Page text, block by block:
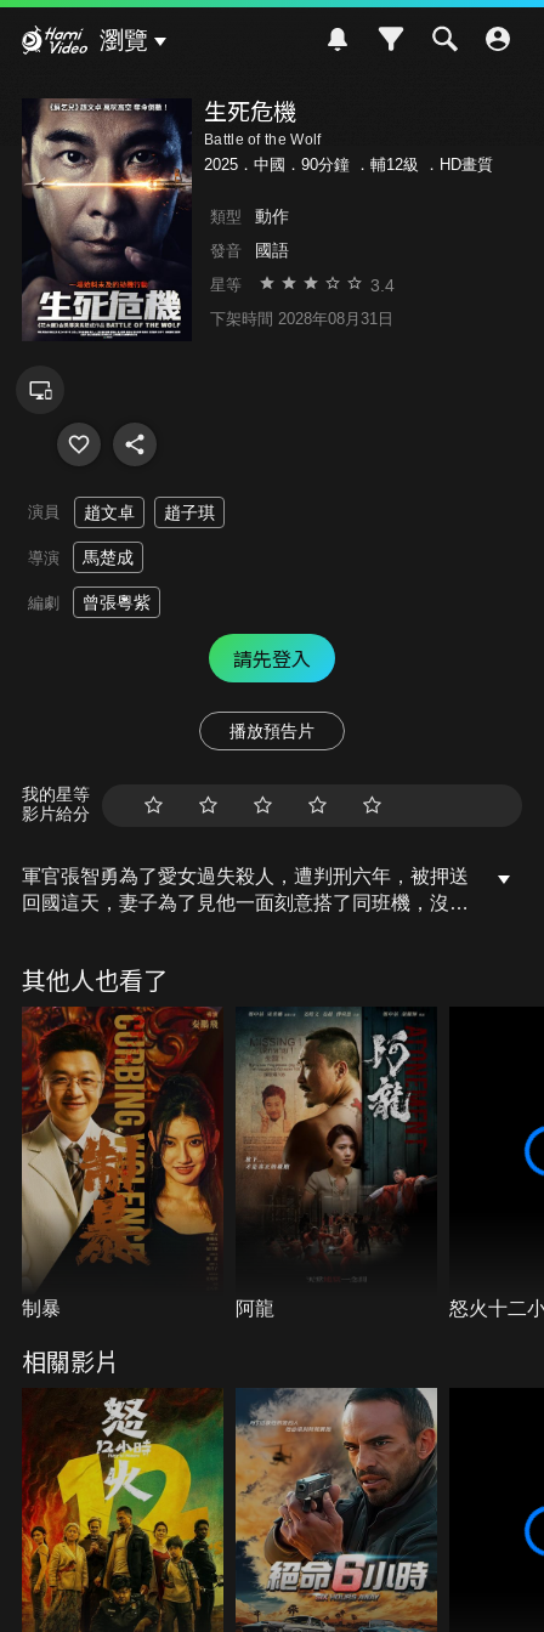
瀏覽
生死危機
Battle of the Wolf
2025．中國．90分鐘 ． 輔12級 ．HD畫質
類型 動作
發音 國語
星等 3.4
下架時間 2028年08月31日
演員 趙文卓 趙子琪
導演 馬楚成
編劇 曾張粵紫
請先登入
播放預告片
我的星等
影片給分
軍官張智勇為了愛女過失殺人，遭判刑六年，被押送
回國這天，妻子為了見他一面刻意搭了同班機，沒想
其中一顆甚至綁在張妻身上，一旦拆下炸彈就會引
爆…眼見一眾乘客與家人同處萬呎高空中，他該如何
抉擇？
其他人也看了
制暴 阿龍 怒火十二
相關影片